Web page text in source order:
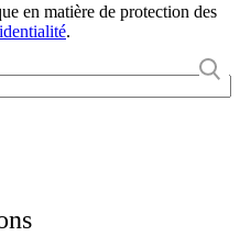
en matière de protection des
.